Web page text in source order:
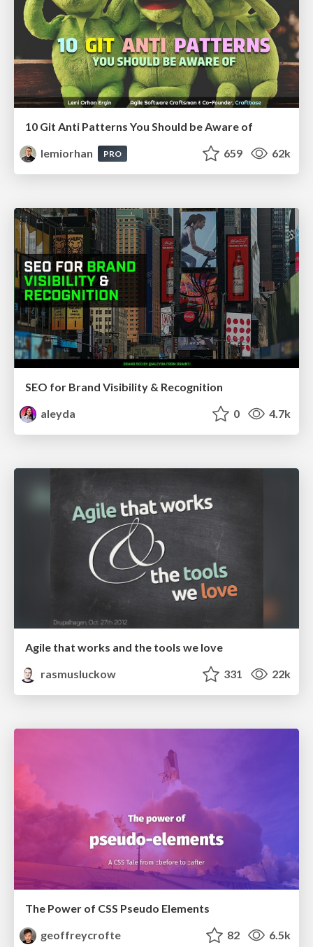
10 Git Anti Patterns You Should be Aware of
lemiorhan
PRO 659 62k
SEO for Brand Visibility & Recognition
aleyda
0 4.7k
Agile that works and the tools we love
rasmusluckow
331 22k
The Power of CSS Pseudo Elements
geoffreycrofte
82 6.5k